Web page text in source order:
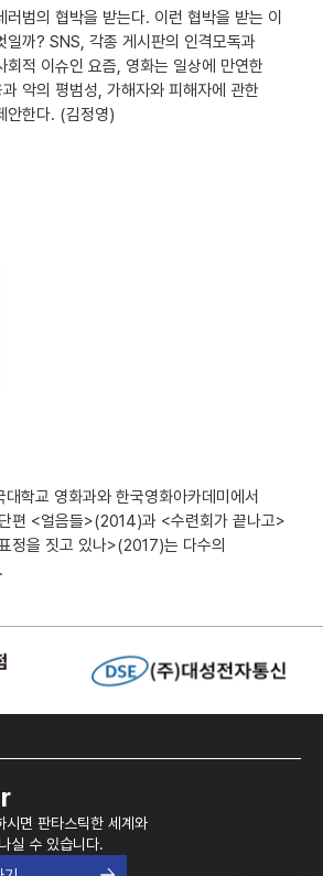
범의 협박을 받는다. 이런 협박을 받는 이
일까? SNS, 각종 게시판의 인격모독과
회적 이슈인 요즘, 영화는 일상에 만연한
악의 평범성, 가해자와 피해자에 관한
안한다. (김정영)
학교 영화과와 한국영화아카데미에서
편 <얼음들>(2014)과 <수련회가 끝나고>
정을 짓고 있나>(2017)는 다수의
시면 판타스틱한 세계와
실 수 있습니다.